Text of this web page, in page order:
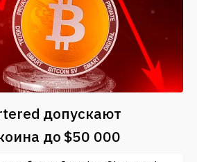
допускают
до $50 000